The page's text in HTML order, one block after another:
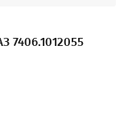
7406.1012055